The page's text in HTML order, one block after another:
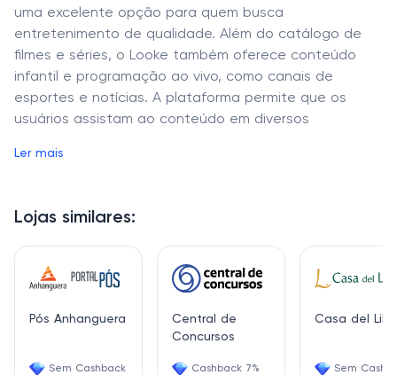
uma excelente opção para quem busca
entretenimento de qualidade. Além do catálogo de
filmes e séries, o Looke também oferece conteúdo
infantil e programação ao vivo, como canais de
esportes e notícias. A plataforma permite que os
usuários assistam ao conteúdo em diversos
Ler mais
Lojas similares:
Pós Anhanguera
Sem Cashback
Central de
Concursos
Cashback 7%
Casa del
Sem